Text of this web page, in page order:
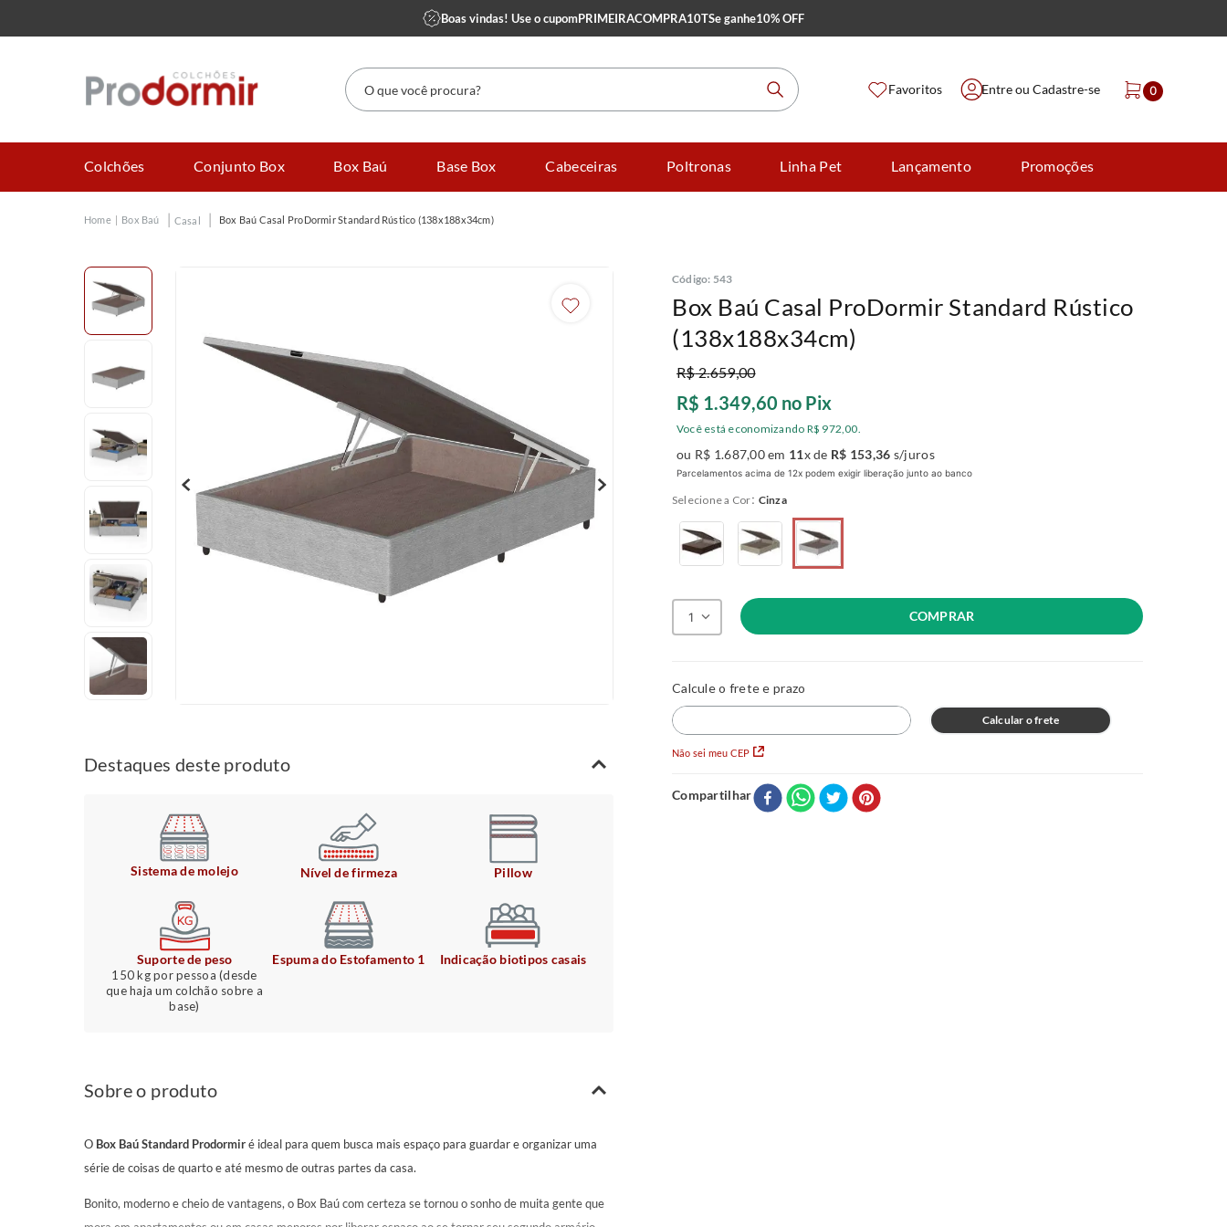
Boas vindas! Use o cupomPRIMEIRACOMPRA10TSe ganhe10% OFF
O que você procura?
Favoritos Entre ou Cadastre-se 0
Colchões Conjunto Box Box Baú Base Box Cabeceiras Poltronas Linha Pet Lançamento Promoções
Box Baú Casal Box Baú Casal ProDormir Standard Rústico (138x188x34cm)
Destaques deste produto
Sistema de molejo Nível de firmeza Pillow
Suporte de peso
150 kg por pessoa (desde
que haja um colchão sobre a
base)
Espuma do Estofamento 1 Indicação biotipos casais
Sobre o produto
O Box Baú Standard Prodormiré ideal para quem busca mais espaço para guardar e organizar uma
série de coisas de quarto e até mesmo de outras partes da casa.
Bonito, moderno e cheio de vantagens, o Box Baú com certeza se tornou o sonho de muita gente que
Código: 543
Box Baú Casal ProDormir Standard Rústico
(138x188x34cm)
R$2.659,00
R$ 1.349,60 no Pix
Você está economizando R$ 972,00.
ou R$ 1.687,00em 11x de R$ 153,36 s/juros
Parcelamentos acima de 12x podem exigir liberação junto ao banco
Cor: Cinza
1 COMPRAR
Não sei meu CEP
Calcular o frete
Compartilhar